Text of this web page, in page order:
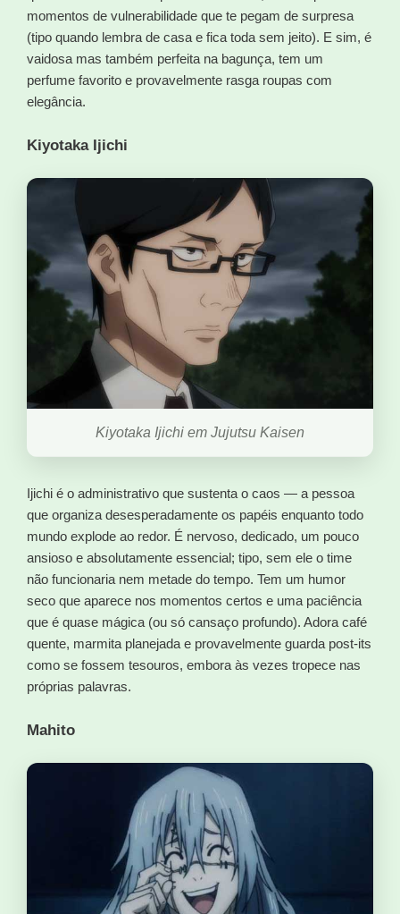
momentos de vulnerabilidade que te pegam de surpresa
(tipo quando lembra de casa e fica toda sem jeito). E sim, é
vaidosa mas também perfeita na bagunça, tem um
perfume favorito e provavelmente rasga roupas com
elegância.
Kiyotaka Ijichi
Kiyotaka Ijichi em Jujutsu Kaisen
Ijichi é o administrativo que sustenta o caos — a pessoa
que organiza desesperadamente os papéis enquanto todo
mundo explode ao redor. É nervoso, dedicado, um pouco
ansioso e absolutamente essencial; tipo, sem ele o time
não funcionaria nem metade do tempo. Tem um humor
seco que aparece nos momentos certos e uma paciência
que é quase mágica (ou só cansaço profundo). Adora café
quente, marmita planejada e provavelmente guarda post-its
como se fossem tesouros, embora às vezes tropece nas
próprias palavras.
Mahito